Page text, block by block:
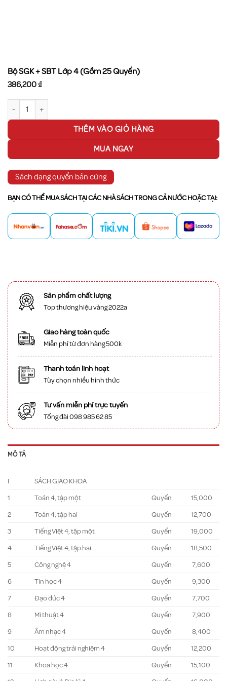
Bộ SGK + SBT Lớp 4 (Gồm 25 Quyển)
386,200₫
Bộ SGK + SBT Lớp 4 (Gồm 25 Quyển) số lượng
THÊM VÀO GIỎ HÀNG
MUA NGAY
Sách dạng quyển bản cứng
BẠN CÓ THỂ MUA SÁCH TẠI CÁC NHÀ SÁCH TRONG CẢ NƯỚC HOẶC TẠI:
Sản phẩm chất lượng
Top thương hiệu vàng 2022a
Giao hàng toàn quốc
Miễn phí từ đơn hàng 500k
Thanh toán linh hoạt
Tùy chọn nhiều hình thức
Tư vấn miễn phí trực tuyến
Tổng đài 098 985 62 85
MÔ TẢ
I
SÁCH GIAO KHOA
1
Toán 4, tập một Quyển
15,000
2
Toán 4, tập hai Quyển
12,700
3
Tiếng Việt 4, tập một Quyển
19,000
4
Tiếng Việt 4, tập hai Quyển
18,500
5
Công nghệ 4 Quyển
7,600
6
Tin học 4 Quyển
9,300
7
Đạo đức 4 Quyển
7,700
8
Mĩ thuật 4 Quyển
7,900
9
Âm nhạc 4 Quyển
8,400
10
Hoạt động trải nghiệm 4 Quyển
12,200
11
Khoa học 4 Quyển
15,100